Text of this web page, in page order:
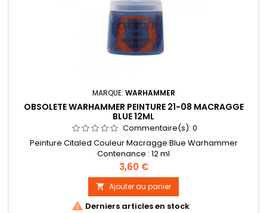
MARQUE: WARHAMMER
OBSOLETE WARHAMMER PEINTURE 21-08 MACRAGGE
BLUE 12ML
Commentaire(s): 0
Peinture Citaled Couleur Macragge Blue Warhammer
Contenance : 12 ml
Prix
3,60 €
 Ajouter au panier
 Derniers articles en stock